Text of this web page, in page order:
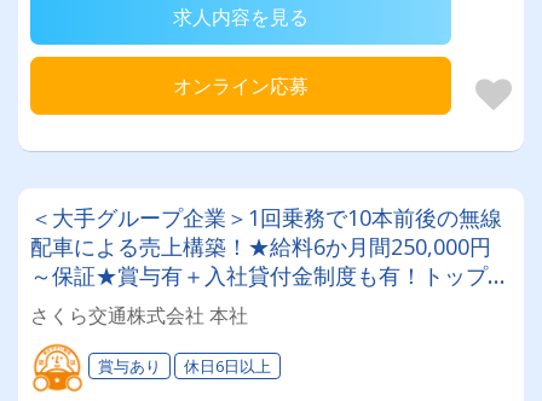
求人内容を見る
オンライン応募
＜大手グループ企業＞1回乗務で10本前後の無線
配車による売上構築！★給料6か月間250,000円
～保証★賞与有＋入社貸付金制度も有！トップド
ライバーは年収500万円～700万円◎未経験者応
募OKのタクシー会社
さくら交通株式会社 本社
賞与あり 休日6日以上